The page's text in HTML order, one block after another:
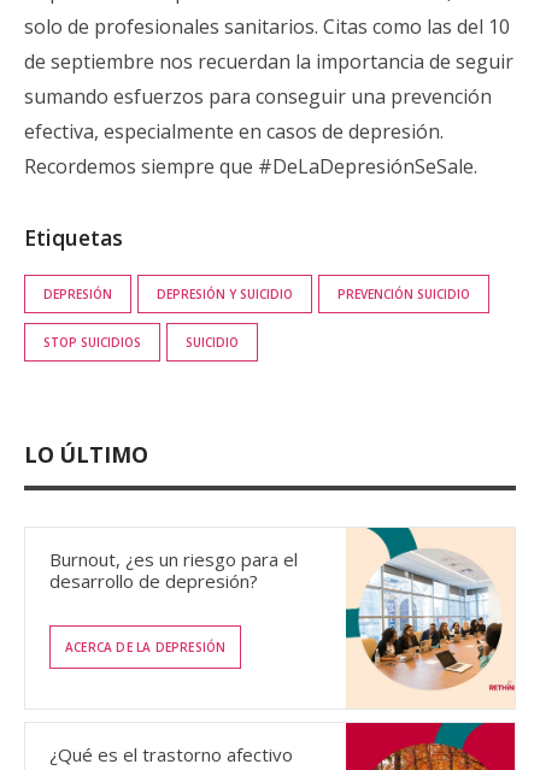
solo de profesionales sanitarios. Citas como las del 10
de septiembre nos recuerdan la importancia de seguir
sumando esfuerzos para conseguir una prevención
efectiva, especialmente en casos de depresión.
Recordemos siempre que #DeLaDepresiónSeSale.
Etiquetas
DEPRESIÓN DEPRESIÓN Y SUICIDIO PREVENCIÓN SUICIDIO
STOP SUICIDIOS SUICIDIO
LO ÚLTIMO
Burnout, ¿es un riesgo para el
desarrollo de depresión?
ACERCA DE LA DEPRESIÓN
¿Qué es el trastorno afectivo